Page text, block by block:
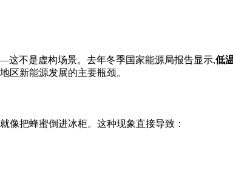
不是虚构场景。去年冬季国家能源局报告显示,低
区新能源发展的主要瓶颈。
像把蜂蜜倒进冰柜。这种现象直接导致：